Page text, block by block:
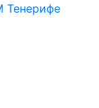
Тенерифе